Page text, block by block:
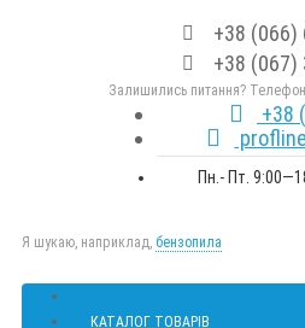
+38 (066)
+38 (067)
Залишились питання?
+38
Пн.- Пт.
Я шукаю, наприклад, бензопила
КАТАЛОГ ТОВАРІВ